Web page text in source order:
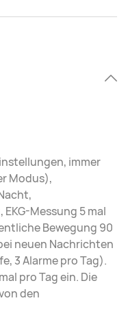
immer
Modus),
Messung 5 mal
Bewegung 90
neuen Nachrichten
3 Alarme pro Tag).
pro Tag ein. Die
den